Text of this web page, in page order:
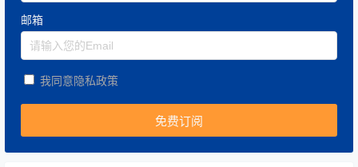
邮箱
我同意隐私政策